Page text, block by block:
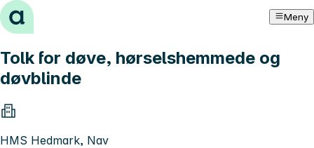
Hopp til innhold Meny
Tolk for døve, hørselshemmede og
døvblinde
HMS Hedmark, Nav